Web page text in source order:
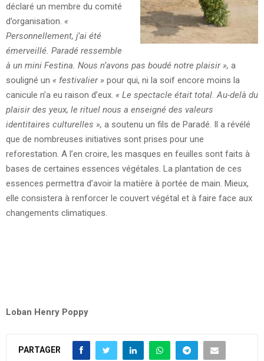
déclaré un membre du comité
d’organisation. «
Personnellement, j’ai été
émerveillé. Paradé ressemble
à un mini Festina. Nous n’avons pas boudé notre plaisir », a
souligné un « festivalier » pour qui, ni la soif encore moins la
canicule n’a eu raison d’eux. « Le spectacle était total. Au-delà du
plaisir des yeux, le rituel nous a enseigné des valeurs
identitaires culturelles », a soutenu un fils de Paradé. Il a révélé
que de nombreuses initiatives sont prises pour une
reforestation. A l’en croire, les masques en feuilles sont faits à
bases de certaines essences végétales. La plantation de ces
essences permettra d’avoir la matière à portée de main. Mieux,
elle consistera à renforcer le couvert végétal et à faire face aux
changements climatiques.
Loban Henry Poppy
PARTAGER